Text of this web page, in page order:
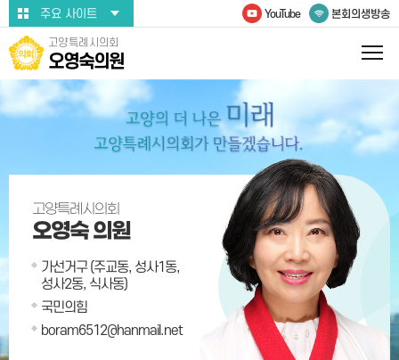
본문바로가기주요 사이트 YouTube 본회의생방송
고양특례시의회
오영숙의원
고양특례시의회
오영숙 의원
가선거구 (주교동, 성사1동,
성사2동, 식사동)
국민의힘
boram6512@hanmail.net